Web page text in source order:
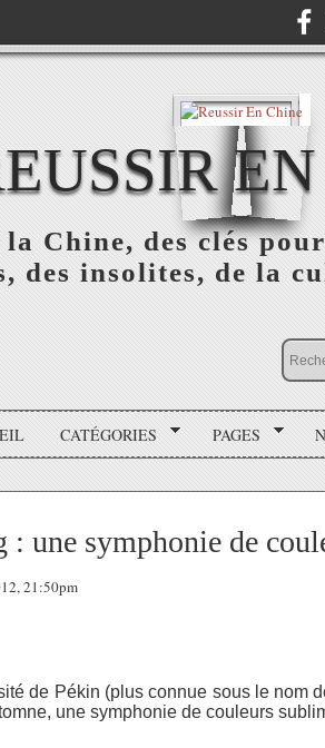
Chine, des clés
des insolites, de la
CATÉGORIES PAGES
une symphonie de
21:50pm
de Pékin (plus connue sous le nom
, une symphonie de couleurs